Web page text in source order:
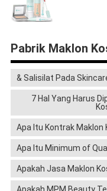
Pabrik Maklon
& Salisilat Pada
7 Hal Yang Harus
Apa Itu Kontrak Maklon
Apa Itu Minimum of
Apakah Jasa Maklon